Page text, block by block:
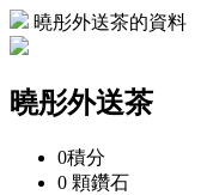
曉彤外送茶的資料
曉彤外送茶
0積分
0 顆鑽石